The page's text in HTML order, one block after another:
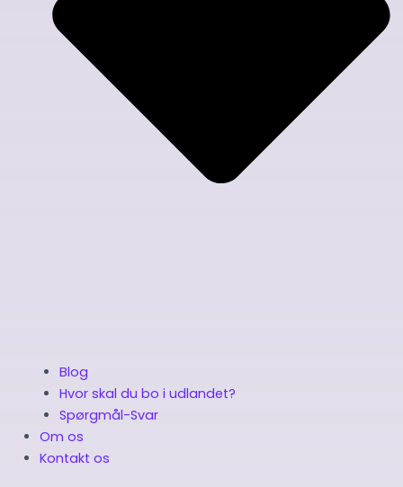
Blog
Hvor skal du bo i udlandet?
Spørgmål-Svar
Om os
Kontakt os